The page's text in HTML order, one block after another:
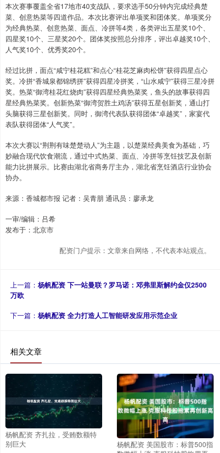
本次赛事覆盖全省17地市40支战队，要求选手50分钟内完成经典楚
菜、创意热菜等四道作品。本次比赛评出单项奖和团体奖。单项奖分
为经典热菜、创意热菜、面点、冷拼等4类，各类评出五星奖10个、
四星奖10个、三星奖20个。团体奖按照总分排序，评出卓越奖10个、
人气奖10个、优秀奖20个。
经过比拼，面点“咸宁桂花糕”和点心“桂花芝麻肉松饼”获得四星点心
奖。冷拼“香城泉都锦绣拼”获得四星冷拼奖，“山水咸宁”获得三星冷拼
奖。热菜“御湾桂花红烧肉”获得四星经典热菜奖，鱼头的故事获得四
星经典热菜奖。创新热菜“御湾贺胜土鸡汤”获得五星创新奖，通山打
头脑获得三星创新奖。同时，御湾代表队获得团体“卓越奖”，家宴代
表队获得团体“人气奖”。
本次大赛以“荆荆有味楚楚动人”为主题，以楚菜经典美食为基础，巧
妙融合现代饮食潮流，通过中式热菜、面点、冷拼等烹饪技艺及创新
能力比拼展示。比赛由湖北省商务厅主办，湖北省烹饪酒店行业协会
协办。
来源：香城都市报 记者：吴青朋 通讯员：廖承龙
一审/编辑：吕希
发布于：北京市
配资门户提示：文章来自网络，不代表本站观点。
上一篇： 杨帆配资 下一站曼联？罗马诺：邓弗里斯解约金仅2500
万欧
下一篇： 杨帆配资 全力打造人工智能研发应用示范企业
相关文章
杨帆配资 齐扎拉，受贿数额特
别巨大
杨帆配资 美国股市：标普500指